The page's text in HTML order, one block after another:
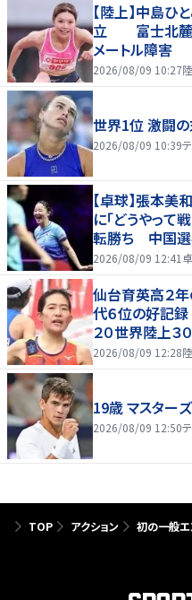
【陸上】中島ひ
立 富士北麓ワ
メートル障害
2026/08/09 10:27
世界1位 激闘
2026/08/09 10:39
【卓球】張本美
に「どうやって
転勝ち 中国選
ピオンズ横浜
2026/08/09 12:41
仙台育英高２
代６位の好記
２０世界陸上３
2026/08/09 12:28
19歳 マスター
2026/08/09 12:50
TOP アクション 初の一般